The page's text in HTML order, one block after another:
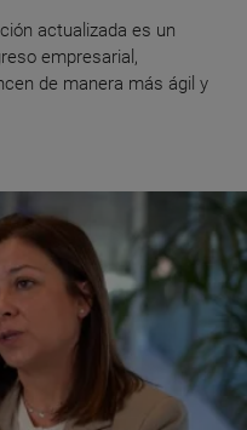
actualizada es un
empresarial,
de manera más ágil y